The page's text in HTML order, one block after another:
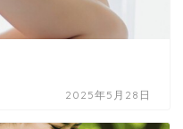
2025年5月28日